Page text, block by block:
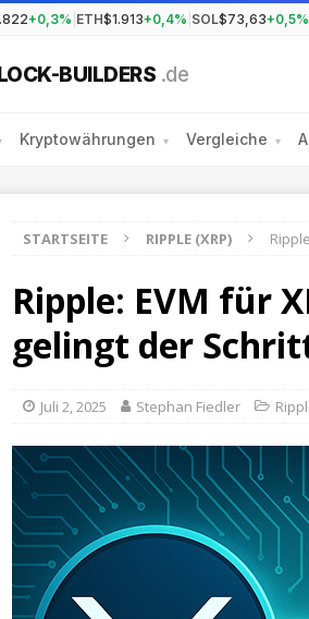
+0,3% ETH$1.913+0,4% SOL$73,63+0,5%
BUILDERS .de
Kryptowährungen ▾ Vergleiche ▾
STARTSEITE RIPPLE (XRP)
Ripple: EVM für
gelingt der
Juli 2, 2025 Stephan Fiedler